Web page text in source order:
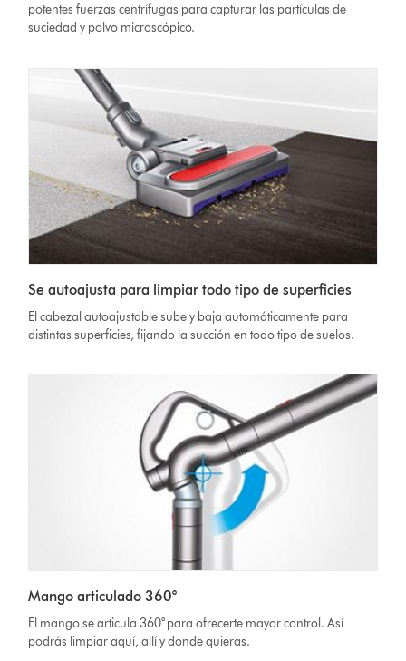
potentes fuerzas centrífugas para capturar las partículas de
suciedad y polvo microscópico.
Se autoajusta para limpiar todo tipo de superficies
El cabezal autoajustable sube y baja automáticamente para
distintas superficies, fijando la succión en todo tipo de suelos.
Mango articulado 360°
El mango se articula 360° para ofrecerte mayor control. Así
podrás limpiar aquí, allí y donde quieras.